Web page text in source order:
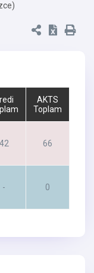
AKTS
Toplam
42 66
- 0